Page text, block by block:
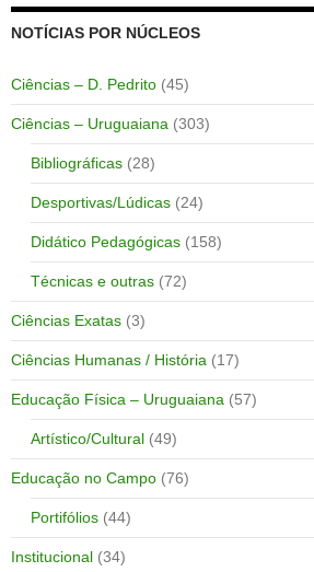
NOTÍCIAS POR NÚCLEOS
Ciências – D. Pedrito (45)
Ciências – Uruguaiana (303)
Bibliográficas (28)
Desportivas/Lúdicas (24)
Didático Pedagógicas (158)
Técnicas e outras (72)
Ciências Exatas (3)
Ciências Humanas / História (17)
Educação Física – Uruguaiana (57)
Artístico/Cultural (49)
Educação no Campo (76)
Portifólios (44)
Institucional (34)